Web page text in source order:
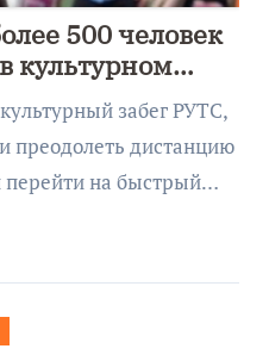
500 человек
культурном
забег РУТС,
преодолеть дистанцию
на быстрый…